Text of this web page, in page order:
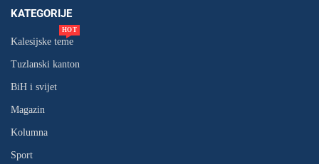
KATEGORIJE
Kalesijske teme
HOT
Tuzlanski kanton
BiH i svijet
Magazin
Kolumna
Sport